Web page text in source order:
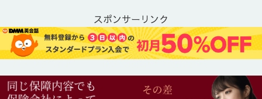
スポンサーリンク